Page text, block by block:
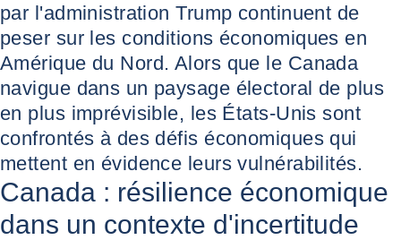
par l'administration Trump continuent de
peser sur les conditions économiques en
Amérique du Nord. Alors que le Canada
navigue dans un paysage électoral de plus
en plus imprévisible, les États-Unis sont
confrontés à des défis économiques qui
mettent en évidence leurs vulnérabilités.
Canada : résilience économique
dans un contexte d'incertitude